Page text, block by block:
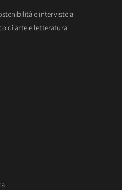
e interviste a
di arte e letteratura.